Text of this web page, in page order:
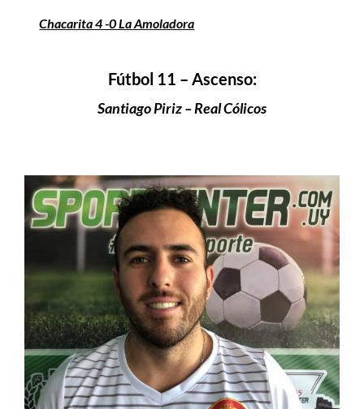
Chacarita 4 -0 La Amoladora
Fútbol 11 – Ascenso:
Santiago Piriz – Real Cólicos